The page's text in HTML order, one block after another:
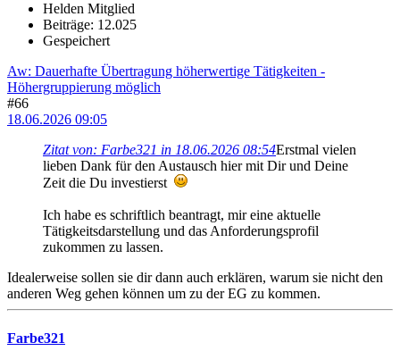
Helden Mitglied
Beiträge: 12.025
Gespeichert
Aw: Dauerhafte Übertragung höherwertige Tätigkeiten -
Höhergruppierung möglich
#66
18.06.2026 09:05
Zitat von: Farbe321 in 18.06.2026 08:54Erstmal vielen
lieben Dank für den Austausch hier mit Dir und Deine
Zeit die Du investierst
Ich habe es schriftlich beantragt, mir eine aktuelle
Tätigkeitsdarstellung und das Anforderungsprofil
zukommen zu lassen.
Idealerweise sollen sie dir dann auch erklären, warum sie nicht den
anderen Weg gehen können um zu der EG zu kommen.
Farbe321